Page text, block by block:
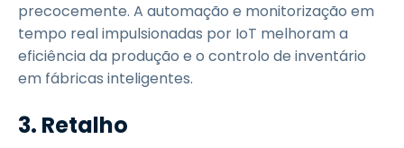
precocemente. A automação e monitorização em
tempo real impulsionadas por IoT melhoram a
eficiência da produção e o controlo de inventário
em fábricas inteligentes.
3. Retalho